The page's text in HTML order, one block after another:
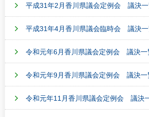
平成31年2月香川県議会定例会 議決
平成31年4月香川県議会臨時会 議決
令和元年6月香川県議会定例会 議決一
令和元年9月香川県議会定例会 議決一
令和元年11月香川県議会定例会 議決